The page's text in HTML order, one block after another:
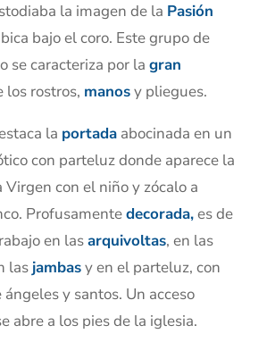
la imagen de la Pasión
bajo el coro. Este grupo de
se caracteriza por la gran
los rostros, manosy pliegues.
la portadaabocinada en un
con parteluz donde aparece la
Virgen con el niño y zócalo a
Profusamentedecorada,es de
en lasarquivoltas, en las
las jambasy en el parteluz, con
y santos. Un acceso
abre a los pies de la iglesia.